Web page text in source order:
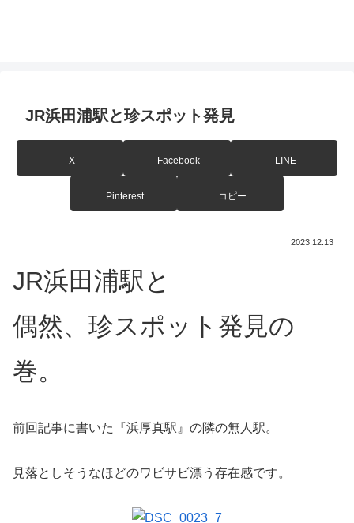
JR浜田浦駅と珍スポット発見
X Facebook LINE
Pinterest コピー
2023.12.13
JR浜田浦駅と
偶然、珍スポット発見の
巻。
前回記事に書いた『浜厚真駅』の隣の無人駅。
見落としそうなほどのワビサビ漂う存在感です。